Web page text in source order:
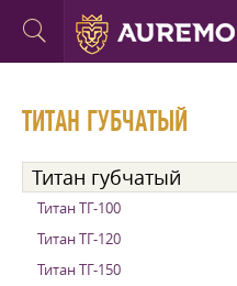
ТИТАН ГУБЧАТЫЙ
Титан губчатый
Титан ТГ-100
Титан ТГ-120
Титан ТГ-150